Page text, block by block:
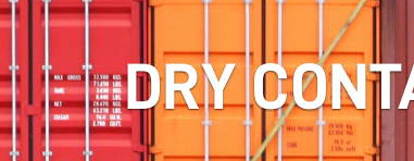
DRY